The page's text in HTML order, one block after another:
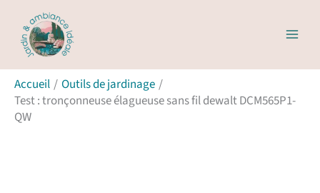
contenu
Accueil
Outils de jardinage
Test : tronçonneuse élagueuse sans fil dewalt DCM565P1-
QW
h
e